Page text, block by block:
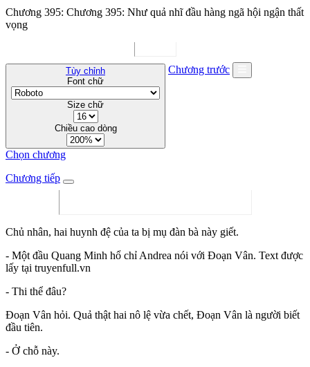
Chương 395: Chương 395: Như quả nhĩ đầu hàng ngã hội ngận thất
vọng
Tùy chỉnh
Font chữ
Size chữ
Chiều cao dòng
Chương trước
Chọn chương
Chương tiếp
Chủ nhân, hai huynh đệ của ta bị mụ đàn bà này giết.
- Một đầu Quang Minh hổ chỉ Andrea nói với Đoạn Vân. Text được
lấy tại truyenfull.vn
- Thi thể đâu?
Đoạn Vân hỏi. Quả thật hai nô lệ vừa chết, Đoạn Vân là người biết
đầu tiên.
- Ở chỗ này.